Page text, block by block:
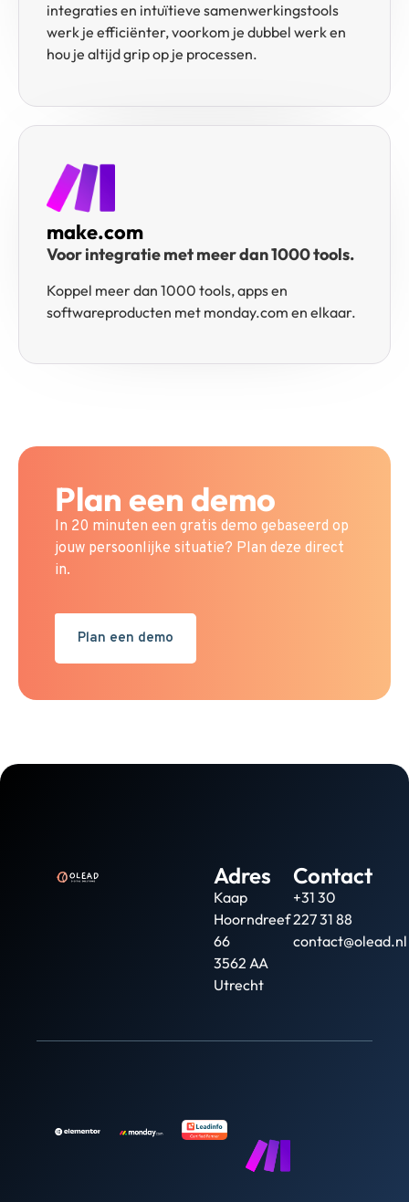
integraties en intuïtieve samenwerkingstools
werk je efficiënter, voorkom je dubbel werk en
hou je altijd grip op je processen.
make.com
Voor integratie met meer dan 1000 tools.
Koppel meer dan 1000 tools, apps en
softwareproducten met monday.com en elkaar.
Plan een demo
In 20 minuten een gratis demo gebaseerd op
jouw persoonlijke situatie? Plan deze direct
in.
Plan een demo
Adres
Kaap
Hoorndreef
66
3562 AA
Utrecht
Contact
+31 30
227 31 88
contact@olead.nl